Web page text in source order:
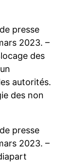
presse
2023. –
des
autorités.
des non
presse
2023. –